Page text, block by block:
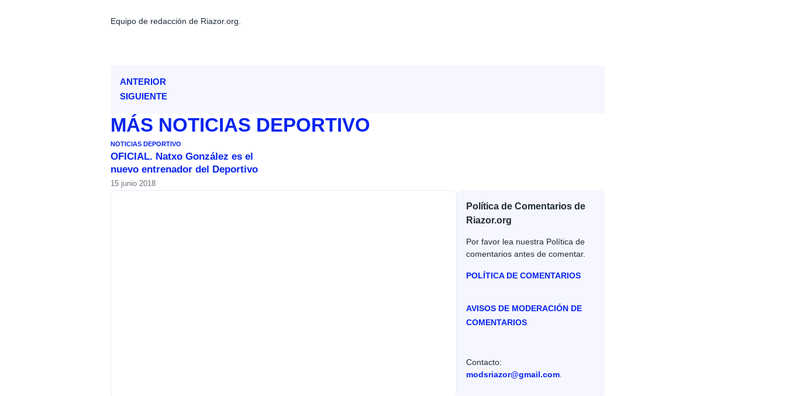
Equipo de redacción de Riazor.org.
ANTERIOR
SIGUIENTE
MÁS NOTICIAS DEPORTIVO
NOTICIAS DEPORTIVO
OFICIAL. Natxo González es el
nuevo entrenador del Deportivo
15 junio 2018
Política de Comentarios de
Riazor.org
Por favor lea nuestra Política de
comentarios antes de comentar.
POLÍTICA DE COMENTARIOS
AVISOS DE MODERACIÓN DE
COMENTARIOS
Contacto:
modsriazor@gmail.com.